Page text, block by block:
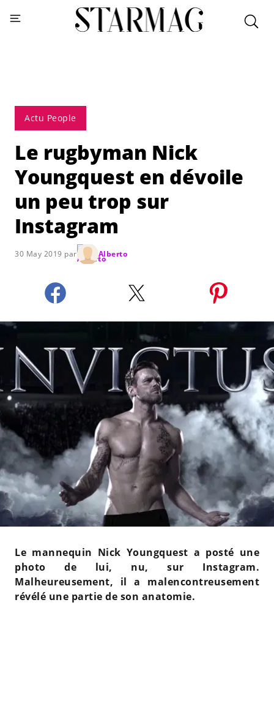
Actu People
Le rugbyman Nick
Youngquest en dévoile
un peu trop sur
Instagram
30 May 2019 par Alberto
Le mannequin Nick Youngquest a posté une
photo de lui, nu, sur Instagram.
Malheureusement, il a malencontreusement
révélé une partie de son anatomie.